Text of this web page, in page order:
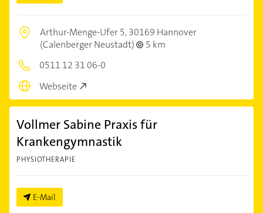
Arthur-Menge-Ufer 5,30169 Hannover
(Calenberger Neustadt)
5 km
0511 12 31 06-0
Webseite
Vollmer Sabine Praxis für
Krankengymnastik
PHYSIOTHERAPIE
E-Mail